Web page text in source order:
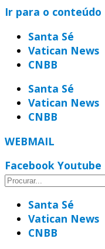
Ir para o conteúdo
Santa Sé
Vatican News
CNBB
Santa Sé
Vatican News
CNBB
WEBMAIL
Facebook Youtube
Santa Sé
Vatican News
CNBB